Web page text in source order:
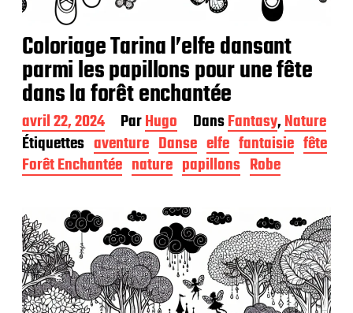
Coloriage Tarina l’elfe dansant
parmi les papillons pour une fête
dans la forêt enchantée
D
a
t
e
p
u
b
l
i
c
avril 22, 2024 ParHugo DansFantasy,Nature
Étiquettes aventure Danse elfe fantaisie fête
Forêt Enchantée nature papillons Robe